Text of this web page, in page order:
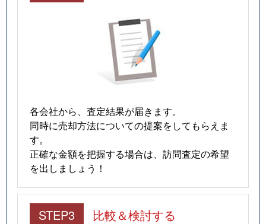
各会社から、査定結果が届きます。
同時に売却方法についての提案をしてもらえま
す。
正確な金額を把握する場合は、訪問査定の希望
を出しましょう！
STEP3 比較＆検討する